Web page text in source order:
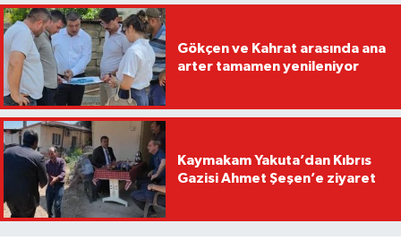
Gökçen ve Kahrat arasında ana
arter tamamen yenileniyor
Kaymakam Yakuta’dan Kıbrıs
Gazisi Ahmet Şeşen’e ziyaret